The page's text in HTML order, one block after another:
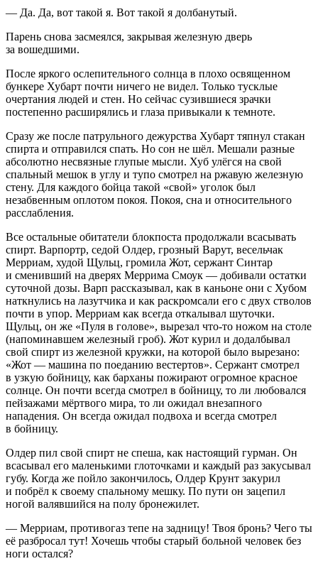
— Да. Да, вот такой я. Вот такой я долбанутый.
Парень снова засмеялся, закрывая железную дверь
за вошедшими.
После яркого ослепительного солнца в плохо освященном
бункере Хубарт почти ничего не видел. Только тусклые
очертания людей и стен. Но сейчас сузившиеся зрачки
постепенно расширялись и глаза привыкали к темноте.
Сразу же после патрульного дежурства Хубарт тяпнул стакан
спирта и отправился спать. Но сон не шёл. Мешали разные
абсолютно несвязные глупые мысли. Хуб улёгся на свой
спальный мешок в углу и тупо смотрел на ржавую железную
стену. Для каждого бойца такой «свой» уголок был
незабвенным оплотом покоя. Покоя, сна и относительного
расслабления.
Все остальные обитатели блокпоста продолжали всасывать
спирт. Варпортр, седой Олдер, грозный Варут, весельчак
Мерриам, худой Щульц, громила Жот, сержант Синтар
и сменивший на дверях Меррима Смоук — добивали остатки
суточной дозы. Варп рассказывал, как в каньоне они с Хубом
наткнулись на лазутчика и как раскромсали его с двух стволов
почти в упор. Мерриам как всегда откалывал шуточки.
Щульц, он же «Пуля в голове», вырезал что-то ножом на столе
(напоминавшем железный гроб). Жот курил и додалбывал
свой спирт из железной кружки, на которой было вырезано:
«Жот — машина по поеданию вестертов». Сержант смотрел
в узкую бойницу, как барханы пожирают огромное красное
солнце. Он почти всегда смотрел в бойницу, то ли любовался
пейзажами мёртвого мира, то ли ожидал внезапного
нападения. Он всегда ожидал подвоха и всегда смотрел
в бойницу.
Олдер пил свой спирт не спеша, как настоящий гурман. Он
всасывал его маленькими глоточками и каждый раз закусывал
губу. Когда же пойло закончилось, Олдер Крунт закурил
и побрёл к своему спальному мешку. По пути он зацепил
ногой валявшийся на полу бронежилет.
— Мерриам, противогаз тепе на задницу! Твоя бронь? Чего ты
её разбросал тут! Хочешь чтобы старый больной человек без
ноги остался?